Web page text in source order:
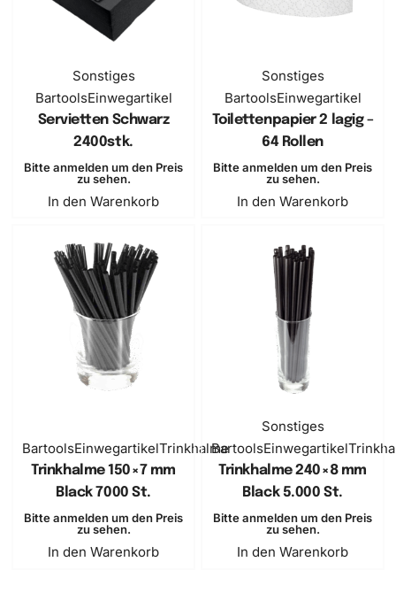
Sonstiges
BartoolsEinwegartikel
Servietten Schwarz
2400stk.
Bitte anmelden um den Preis
zu sehen.
In den Warenkorb
Sonstiges
BartoolsEinwegartikel
Toilettenpapier 2 lagig –
64 Rollen
Bitte anmelden um den Preis
zu sehen.
In den Warenkorb
BartoolsEinwegartikelTrinkhalme
Trinkhalme 150×7 mm
Black 7000 St.
Bitte anmelden um den Preis
zu sehen.
In den Warenkorb
Sonstiges
BartoolsEinwegartikel
Trinkhalme 240×8 mm
Black 5.000 St.
Bitte anmelden um den Preis
zu sehen.
In den Warenkorb